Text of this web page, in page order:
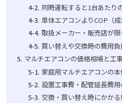
同時運転すると1台あたり
単体エアコンよりCOP（
取扱メーカー・販売店が
買い替えや交換時の費用
マルチエアコンの価格相場と工
家庭用マルチエアコンの
設置工事費・配管延長費
交換・買い替え時にかか